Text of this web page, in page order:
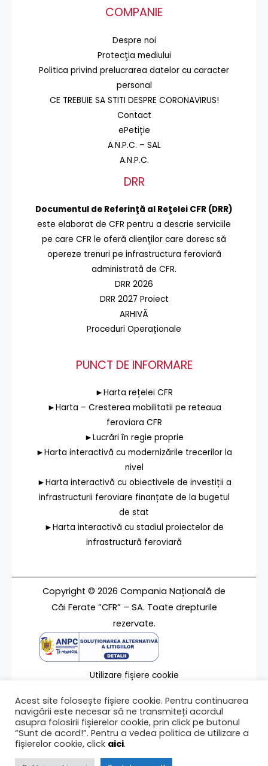
COMPANIE
Despre noi
Protecţia mediului
Politica privind prelucrarea datelor cu caracter
personal
CE TREBUIE SA STITI DESPRE CORONAVIRUS!
Contact
ePetiție
A.N.P.C. – SAL
A.N.P.C.
DRR
Documentul de Referinţă al Reţelei CFR (DRR)
este elaborat de CFR pentru a descrie serviciile
pe care CFR le oferă clienţilor care doresc să
opereze trenuri pe infrastructura feroviară
administrată de CFR.
DRR 2026
DRR 2027 Proiect
ARHIVĂ
Proceduri Operaționale
PUNCT DE INFORMARE
►Harta rețelei CFR
►Harta – Cresterea mobilitatii pe reteaua
feroviara CFR
►Lucrări în regie proprie
►Harta interactivă cu modernizările trecerilor la
nivel
►Harta interactivă cu obiectivele de investiții a
infrastructurii feroviare finanțate de la bugetul
de stat
►Harta interactivă cu stadiul proiectelor de
infrastructură feroviară
Copyright © 2026 Compania Națională de
Căi Ferate ”CFR” – SA. Toate drepturile
rezervate.
Utilizare fișiere cookie
Contact
Ultima modificare a paginii 28/12/2011
Acest site folosește fișiere cookie. Pentru continuarea
navigării este necesar să ne transmiteți acordul
asupra folosirii fișierelor cookie, prin click pe butonul
“Sunt de acord!”. Pentru a vedea politica de utilizare a
fișierelor cookie, click aici.